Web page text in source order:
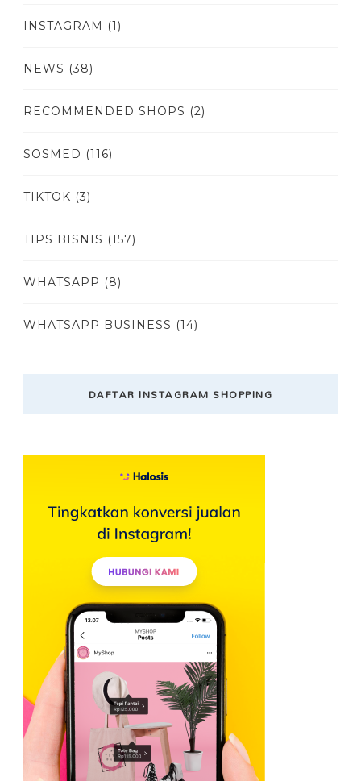
INSTAGRAM (1)
NEWS (38)
RECOMMENDED SHOPS (2)
SOSMED (116)
TIKTOK (3)
TIPS BISNIS (157)
WHATSAPP (8)
WHATSAPP BUSINESS (14)
DAFTAR INSTAGRAM SHOPPING